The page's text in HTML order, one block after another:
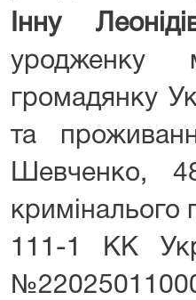
Інну
уродженку
громадянку
та
Шевченко,
криміналього
111-1 КК